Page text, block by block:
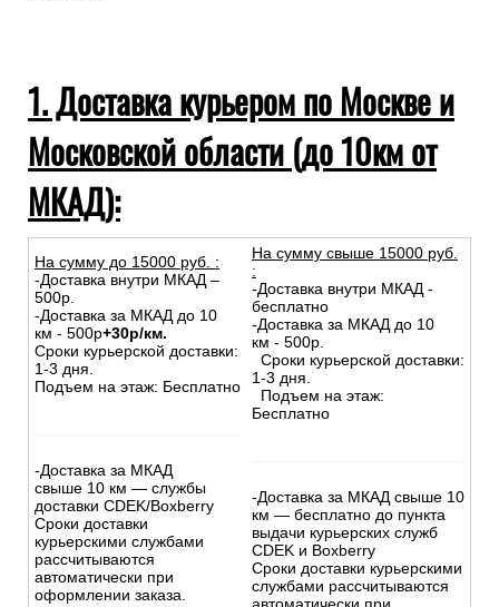
1. Доставка курьером по Москве и
Московской области (до 10км от
МКАД):
На сумму до 15000 руб. :
-Доставка внутри МКАД –
500р.
-Доставка за МКАД до 10
км - 500р+30р/км.
Сроки курьерской доставки:
1-3 дня.
Подъем на этаж: Бесплатно
-Доставка за МКАД
свыше 10 км — службы
доставки CDEK/Boxberry
Сроки доставки
курьерскими службами
рассчитываются
автоматически при
оформлении заказа.
На сумму свыше 15000 руб.
:
-Доставка внутри МКАД -
бесплатно
-Доставка за МКАД до 10
км - 500р.
Сроки курьерской доставки:
1-3 дня.
Подъем на этаж:
Бесплатно
-Доставка за МКАД свыше 10
км — бесплатно до пункта
выдачи курьерских служб
CDEK и Boxberry
Сроки доставки курьерскими
службами рассчитываются